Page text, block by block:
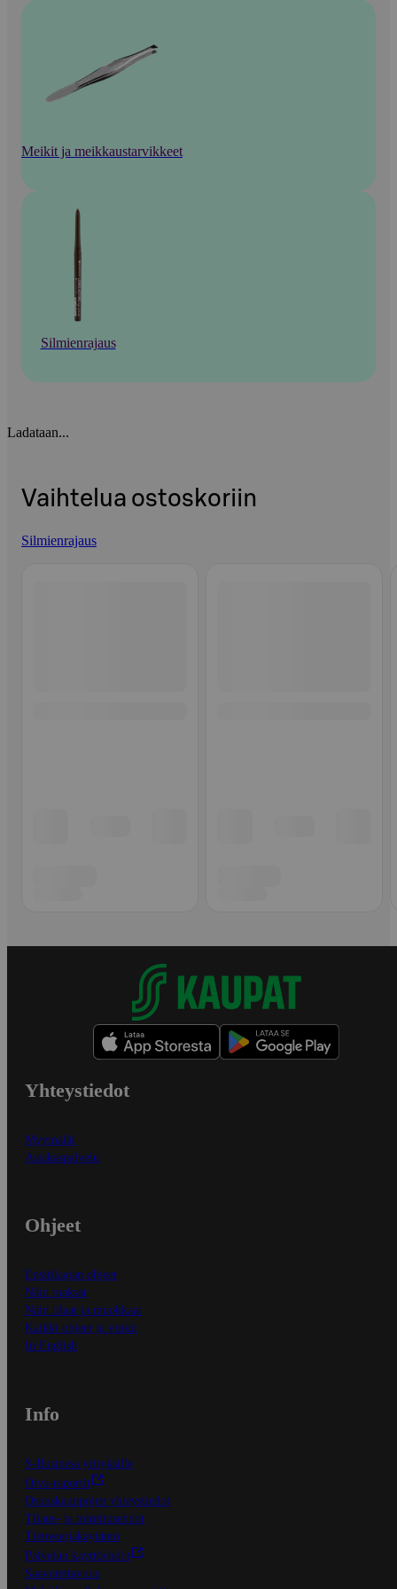
Meikit ja meikkaustarvikkeet
Silmienrajaus
Ladataan...
Vaihtelua ostoskoriin
Silmienrajaus
Yhteystiedot
Myymälät
Asiakaspalvelu
Ohjeet
Ensitilaajan ohjeet
Näin maksat
Näin tilaat ja muokkaat
Kaikki ohjeet ja vinkit
In English
Info
S-Business yrityksille
Oiva-raportit
Osuuskauppojen yhteystiedot
Tilaus- ja toimitusehdot
Tietosuojakäytäntö
Palvelun käyttöehdot
Saavutettavuus